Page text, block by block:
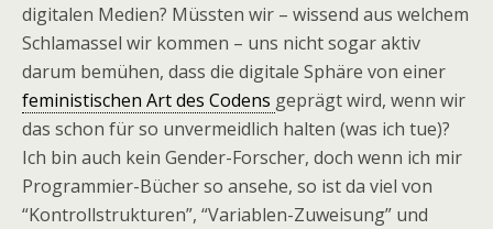
digitalen Medien? Müssten wir – wissend aus welchem
Schlamassel wir kommen – uns nicht sogar aktiv
darum bemühen, dass die digitale Sphäre von einer
feministischen Art des Codens geprägt wird, wenn wir
das schon für so unvermeidlich halten (was ich tue)?
Ich bin auch kein Gender-Forscher, doch wenn ich mir
Programmier-Bücher so ansehe, so ist da viel von
“Kontrollstrukturen”, “Variablen-Zuweisung” und